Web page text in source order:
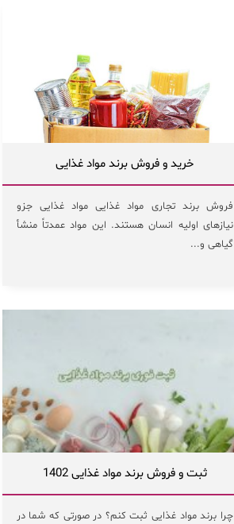
خرید و فروش برند مواد غذایی
فروش برند تجاری مواد غذایی مواد غذایی جزو
نیازهای اولیه انسان هستند. این مواد عمدتاً منشأ
گیاهی و...
ثبت و فروش برند مواد غذایی 1402
چرا برند مواد غذایی ثبت کنم؟ در صورتی که شما در